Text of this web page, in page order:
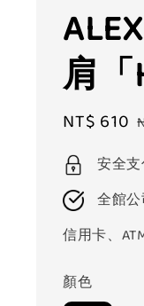
肩
Sale
price
NT$ 610
安全
全館
信用卡、
顏色